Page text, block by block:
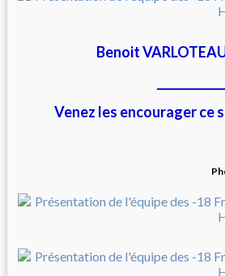
Benoit
Venez les encourager ce